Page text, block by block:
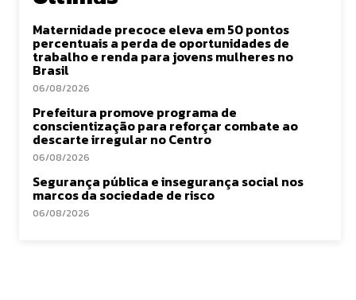
Maternidade precoce eleva em 50 pontos
percentuais a perda de oportunidades de
trabalho e renda para jovens mulheres no
Brasil
06/08/2026
Prefeitura promove programa de
conscientização para reforçar combate ao
descarte irregular no Centro
06/08/2026
Segurança pública e insegurança social nos
marcos da sociedade de risco
06/08/2026